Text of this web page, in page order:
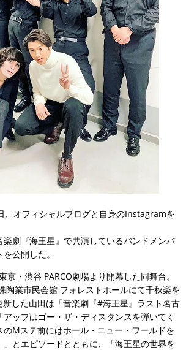
、オフィシャルブログと自身のInstagramを
楽劇『海王星』で共演しているバンドメンバ
公開した。
京・渋谷 PARCO劇場より開幕した同舞台。
陶業市民会館 フォレストホールにて千秋楽を
新した山田は「音楽劇『#海王星』ラスト名古
ップはゴー・ザ・ディスタンスを弾いてく
Mステ前にはホール・ニュー・ワールドを
とエピソードとともに、「海王星の世界を